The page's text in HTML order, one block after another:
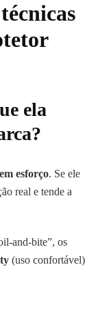
ela
esforço. Se ele
real e tende a
and-bite”, os
(uso confortável)